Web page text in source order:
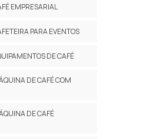
EMPRESARIAL
PARA EVENTOS
DE CAFÉ
DE CAFÉ COM
DE CAFÉ